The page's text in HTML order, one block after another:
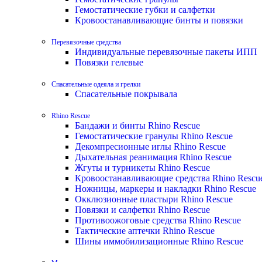
Гемостатические губки и салфетки
Кровоостанавливающие бинты и повязки
Перевязочные средства
Индивидуальные перевязочные пакеты ИПП
Повязки гелевые
Спасательные одеяла и грелки
Спасательные покрывала
Rhino Rescue
Бандажи и бинты Rhino Rescue
Гемостатические гранулы Rhino Rescue
Декомпресионные иглы Rhino Rescue
Дыхательная реанимация Rhino Rescue
Жгуты и турникеты Rhino Rescue
Кровоостанавливающие средства Rhino
Ножницы, маркеры и накладки Rhino Rescue
Окклюзионные пластыри Rhino Rescue
Повязки и салфетки Rhino Rescue
Противоожоговые средства Rhino Rescue
Тактические аптечки Rhino Rescue
Шины иммобилизационные Rhino Rescue